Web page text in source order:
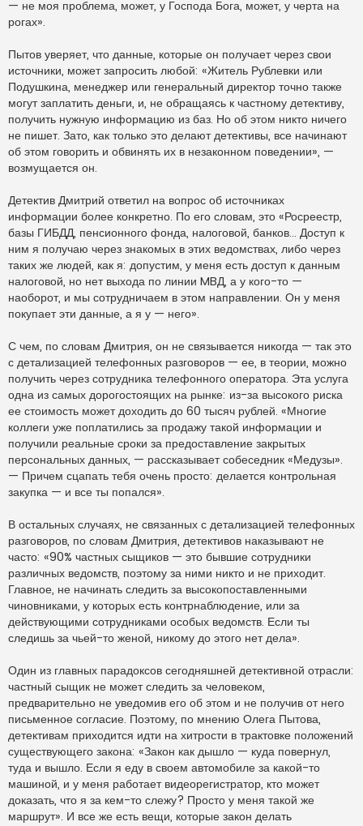
— не моя проблема, может, у Господа Бога, может, у черта на
рогах».
Пытов уверяет, что данные, которые он получает через свои
источники, может запросить любой: «Житель Рублевки или
Подушкина, менеджер или генеральный директор точно также
могут заплатить деньги, и, не обращаясь к частному детективу,
получить нужную информацию из баз. Но об этом никто ничего
не пишет. Зато, как только это делают детективы, все начинают
об этом говорить и обвинять их в незаконном поведении», —
возмущается он.
Детектив Дмитрий ответил на вопрос об источниках
информации более конкретно. По его словам, это «Росреестр,
базы ГИБДД, пенсионного фонда, налоговой, банков… Доступ к
ним я получаю через знакомых в этих ведомствах, либо через
таких же людей, как я: допустим, у меня есть доступ к данным
налоговой, но нет выхода по линии MBД, а у кого-то —
наоборот, и мы сотрудничаем в этом направлении. Он у меня
покупает эти данные, а я у — него».
С чем, по словам Дмитрия, он не связывается никогда — так это
с детализацией телефонных разговоров — ее, в теории, можно
получить через сотрудника телефонного оператора. Эта услуга
одна из самых дорогостоящих на рынке: из-за высокого риска
ее стоимость может доходить до 60 тысяч рублей. «Многие
коллеги уже поплатились за продажу такой информации и
получили реальные сроки за предоставление закрытых
персональных данных, — рассказывает собеседник «Медузы».
— Причем сцапать тебя очень просто: делается контрольная
закупка — и все ты попался».
В остальных случаях, не связанных с детализацией телефонных
разговоров, по словам Дмитрия, детективов наказывают не
часто: «90% частных сыщиков — это бывшие сотрудники
различных ведомств, поэтому за ними никто и не приходит.
Главное, не начинать следить за высокопоставленными
чиновниками, у которых есть контрнаблюдение, или за
действующими сотрудниками особых ведомств. Если ты
следишь за чьей-то женой, никому до этого нет дела».
Один из главных парадоксов сегодняшней детективной отрасли:
частный сыщик не может следить за человеком,
предварительно не уведомив его об этом и не получив от него
письменное согласие. Поэтому, по мнению Олега Пытова,
детективам приходится идти на хитрости в трактовке положений
существующего закона: «Закон как дышло — куда повернул,
туда и вышло. Если я еду в своем автомобиле за какой-то
машиной, и у меня работает видеорегистратор, кто может
доказать, что я за кем-то слежу? Просто у меня такой же
маршрут». И все же есть вещи, которые закон делать